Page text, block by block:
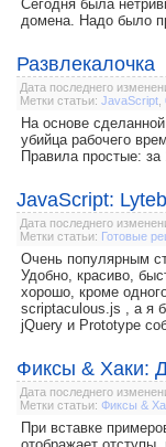
Сегодня была
домена. Надо было
Развлекалочка
Дата последнего
Метки статьи: JavaScript
На основе
убийца рабочего
Правила простые:
JavaScript:
Дата последнего
Метки статьи: Готовые
Очень популярным
Удобно, красиво,
хорошо, кроме
scriptaculous.js , а я
jQuery и Prototype
Фиксы & Хаки:
Дата последнего
Метки статьи: Фиксы &
При вставке